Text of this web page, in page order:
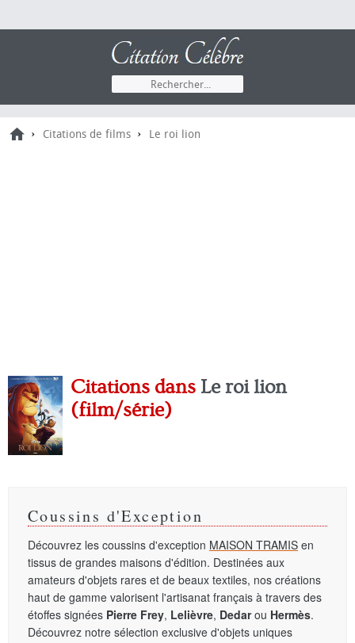
› Citations de films › Le roi lion
Citations dans Le roi lion
(film/série)
Coussins d'Exception
Découvrez les coussins d'exception MAISON TRAMIS en
tissus de grandes maisons d'édition. Destinées aux
amateurs d'objets rares et de beaux textiles, nos créations
haut de gamme valorisent l'artisanat français à travers des
étoffes signées Pierre Frey, Lelièvre, Dedarou Hermès.
Découvrez notre sélection exclusive d'objets uniques